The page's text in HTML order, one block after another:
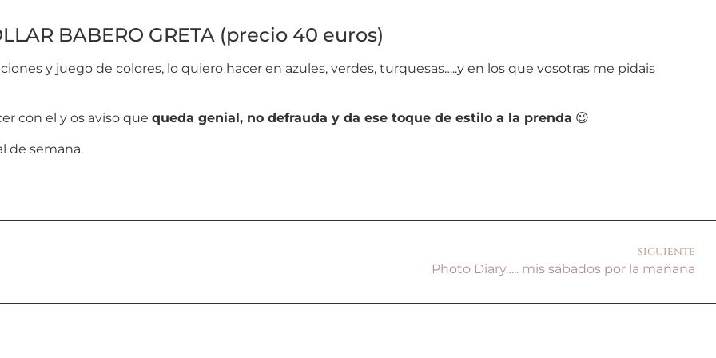
BABERO GRETA (precio 40 euros)
y juego de colores, lo quiero hacer en azules, verdes, turquesas…..y en los que vosotras me pidais
con el y os aviso quequeda genial, no defrauda y da ese toque de estilo a la prenda 😉
de semana.
SIGUIENTE
Photo Diary….. mis sábados por la mañana